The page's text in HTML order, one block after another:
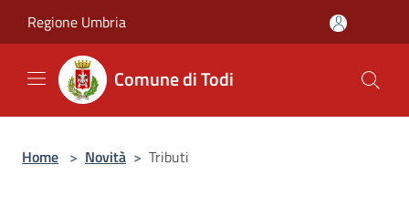
Regione Umbria
Comune di Todi
Home > Novità > Tributi